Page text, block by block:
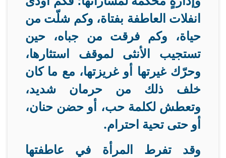
انفلات العاطفة بفتاة، وكم شلّت من
حياة، وكم فرقت من جباه، حين
تستجيب الأنثى لموقف استثارها،
وحرّك غيرتها أو غريزتها، مع ما كان
خلف ذلك من حرمان شديد،
وتعطش لكلمة حب، أو حضن حنان،
أو حتى تحية احترام.
وقد تفرط المرأة في عاطفتها